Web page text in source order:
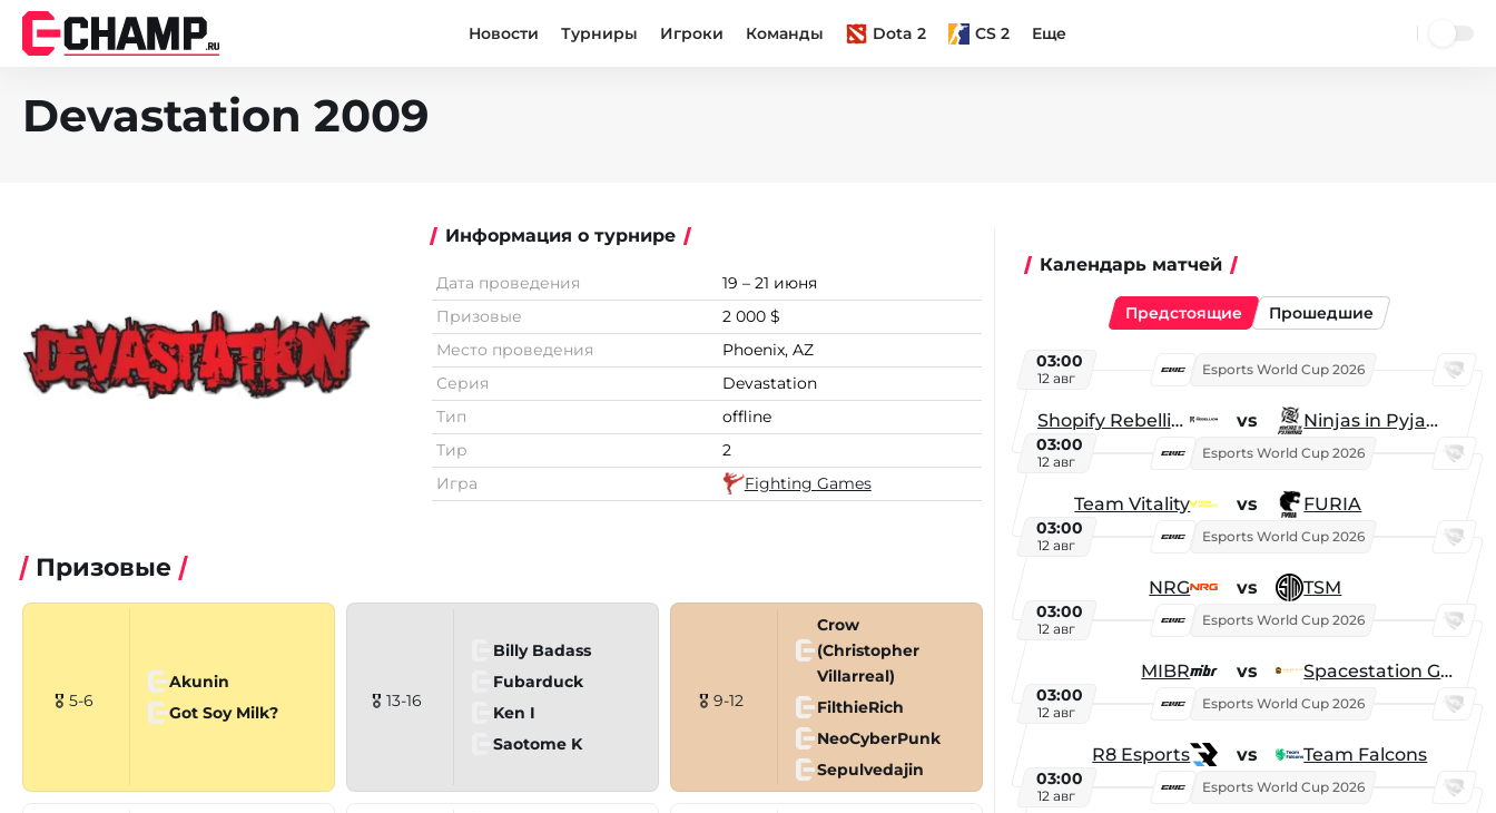
Новости Турниры Игроки Команды Dota 2 CS 2 Еще
Devastation 2009
Информация о турнире
Дата проведения
19 – 21 июня
Призовые
2 000 $
Место проведения
Phoenix, AZ
Серия
Devastation
Тип
offline
Тир
2
Игра
Fighting Games
Призовые
🎖 5-6
Akunin
Got Soy Milk?
🎖 13-16
Billy Badass
Fubarduck
Ken I
Saotome K
🎖 9-12
Crow
(Christopher
Villarreal)
FilthieRich
NeoCyberPunk
Sepulvedajin
Календарь матчей
Предстоящие Прошедшие
03:00
12 авг
Esports World Cup 2026
Shopify Rebellion vs Ninjas in Pyjamas
03:00
12 авг
Esports World Cup 2026
Team Vitality vs FURIA
03:00
12 авг
Esports World Cup 2026
NRG vs TSM
03:00
12 авг
Esports World Cup 2026
MIBR vs Spacestation Gaming
03:00
12 авг
Esports World Cup 2026
R8 Esports vs Team Falcons
03:00
12 авг
Esports World Cup 2026